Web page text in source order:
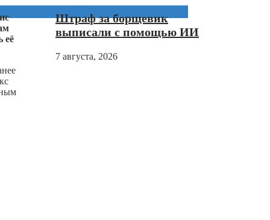
её
Штраф за борщевик
выписали с помощью ИИ
7 августа, 2026